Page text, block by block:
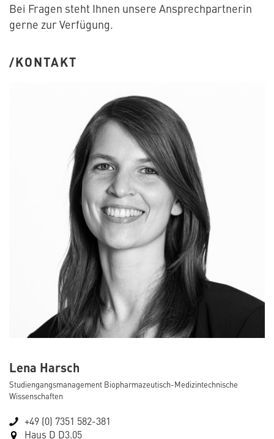
Bei Fragen steht Ihnen unsere Ansprechpartnerin
gerne zur Verfügung.
KONTAKT
Lena Harsch
Studiengangsmanagement Biopharmazeutisch-Medizintechnische
Wissenschaften
+49 (0) 7351 582-381
Haus D D3.05